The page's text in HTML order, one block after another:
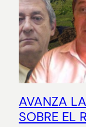
AVANZA
SOBRE EL